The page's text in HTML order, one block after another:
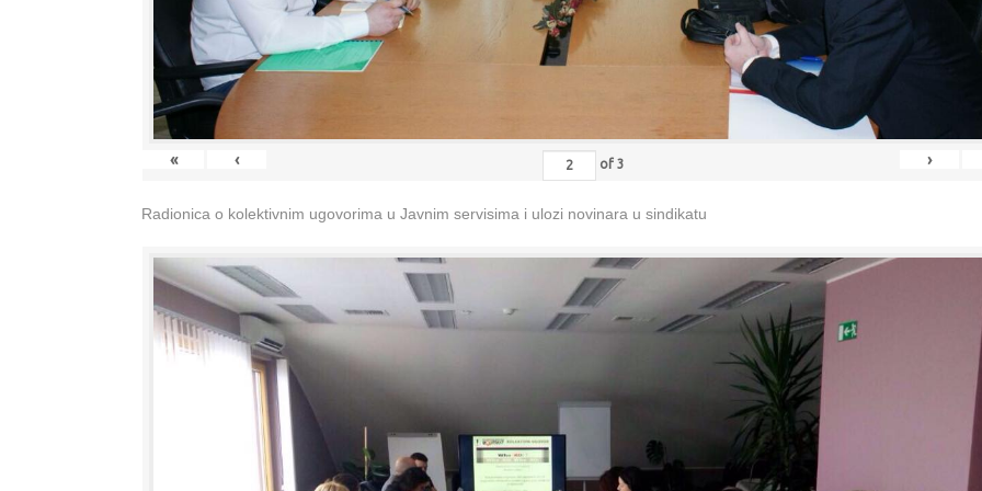
« ‹ of 3 ›
Radionica o kolektivnim ugovorima u Javnim servisima i ulozi novinara u sindikatu